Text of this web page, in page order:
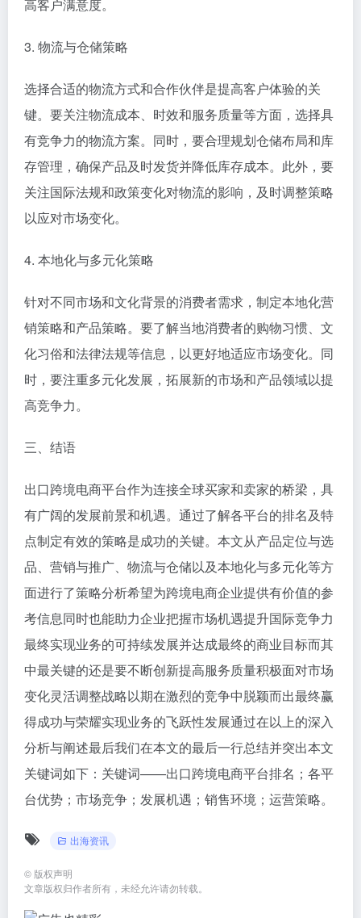
利用平台的营销工具和资源进行推广，如亚马逊的广告
系统、eBay的促销活动等。此外，还可以通过社交媒
体、内容营销等方式提高品牌知名度和产品曝光率。同
时，要关注客户评价和反馈，及时处理投诉和问题，提
高客户满意度。
3. 物流与仓储策略
选择合适的物流方式和合作伙伴是提高客户体验的关
键。要关注物流成本、时效和服务质量等方面，选择具
有竞争力的物流方案。同时，要合理规划仓储布局和库
存管理，确保产品及时发货并降低库存成本。此外，要
关注国际法规和政策变化对物流的影响，及时调整策略
针对不同市场和文化背景的消费者需求，制定本地化营
销策略和产品策略。要了解当地消费者的购物习惯、文
化习俗和法律法规等信息，以更好地适应市场变化。同
时，要注重多元化发展，拓展新的市场和产品领域以提
高竞争力。
出口跨境电商平台作为连接全球买家和卖家的桥梁，具
有广阔的发展前景和机遇。通过了解各平台的排名及特
点制定有效的策略是成功的关键。本文从产品定位与选
品、营销与推广、物流与仓储以及本地化与多元化等方
面进行了策略分析希望为跨境电商企业提供有价值的参
考信息同时也能助力企业把握市场机遇提升国际竞争力
中最关键的还是要不断创新提高服务质量积极面对市场
变化灵活调整战略以期在激烈的竞争中脱颖而出最终赢